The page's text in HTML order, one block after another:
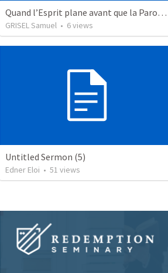
Quand l’Esprit plane avant que la Parole ne soit entendue
GRISEL Samuel • 6views
Untitled Sermon (5)
Edner Eloi • 51 views